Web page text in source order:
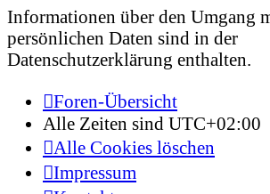
Informationen über den Umgang
persönlichen Daten sind in der
Datenschutzerklärung enthalten.
Foren-Übersicht
Alle Zeiten sind UTC+02:00
Alle Cookies löschen
Impressum